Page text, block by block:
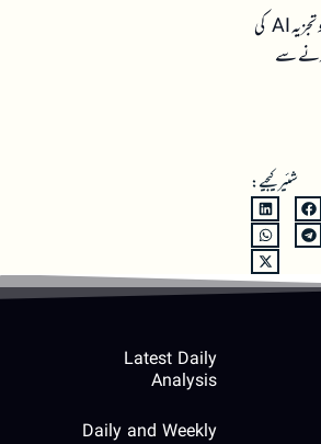
یہ خلاصہ و تجزیہ AI کی
سے
شئیر کیجیے:
Latest Daily
Analysis
Daily and Weekly